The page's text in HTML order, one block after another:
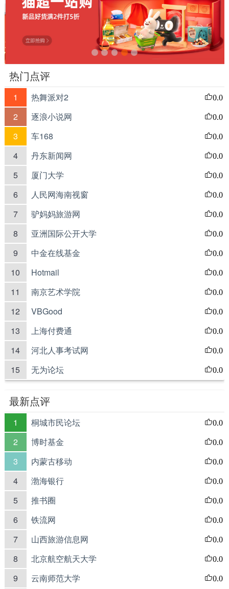
热门点评
1 热舞派对2 0.0
2 逐浪小说网 0.0
3 车168 0.0
4 丹东新闻网 0.0
5 厦门大学 0.0
6 人民网海南视窗 0.0
7 驴妈妈旅游网 0.0
8 亚洲国际公开大学 0.0
9 中金在线基金 0.0
10 Hotmail 0.0
11 南京艺术学院 0.0
12 VBGood 0.0
13 上海付费通 0.0
14 河北人事考试网 0.0
15 无为论坛 0.0
最新点评
1 桐城市民论坛 0.0
2 博时基金 0.0
3 内蒙古移动 0.0
4 渤海银行 0.0
5 推书圈 0.0
6 铁流网 0.0
7 山西旅游信息网 0.0
8 北京航空航天大学 0.0
9 云南师范大学 0.0